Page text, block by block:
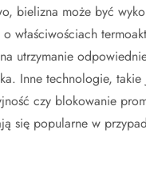
bielizna może być
o właściwościach
utrzymanie
Inne technologie, takie
czy blokowanie
się popularne w